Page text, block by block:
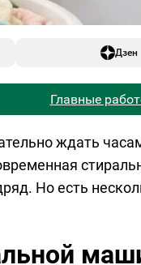
Дзен
Главные
ждать
Но есть